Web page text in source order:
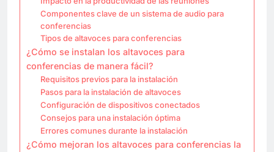
Componentes clave de un sistema de audio para
conferencias
Tipos de altavoces para conferencias
¿Cómo se instalan los altavoces para
conferencias de manera fácil?
Requisitos previos para la instalación
Pasos para la instalación de altavoces
Configuración de dispositivos conectados
Consejos para una instalación óptima
Errores comunes durante la instalación
¿Cómo mejoran los altavoces para conferencias la